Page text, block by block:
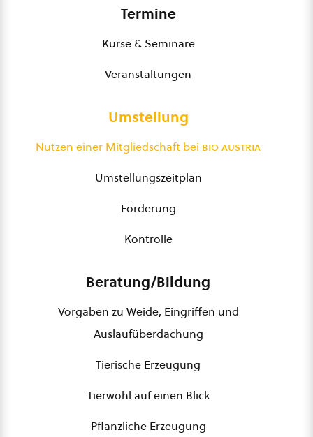
Termine
Kurse & Seminare
Veranstaltungen
Umstellung
Nutzen einer Mitgliedschaft bei bio austria
Umstellungszeitplan
Förderung
Kontrolle
Beratung/Bildung
Vorgaben zu Weide, Eingriffen und
Auslaufüberdachung
Tierische Erzeugung
Tierwohl auf einen Blick
Pflanzliche Erzeugung